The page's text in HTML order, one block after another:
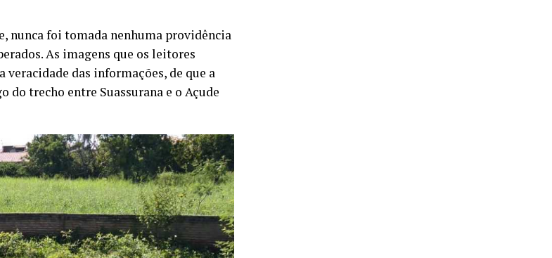
nunca foi tomada nenhuma providência
As imagens que os leitores
das informações, de que a
do trecho entre Suassurana e o Açude